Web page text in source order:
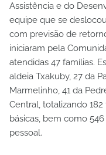
Assistência e do
equipe que se
com previsão de
iniciaram pela
atendidas 47 famílias.
aldeia Txakuby, 27 da
Marmelinho, 41 da
Central, totalizando
básicas, bem como
pessoal.